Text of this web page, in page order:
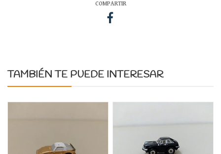
COMPARTIR
TAMBIÉN TE PUEDE INTERESAR